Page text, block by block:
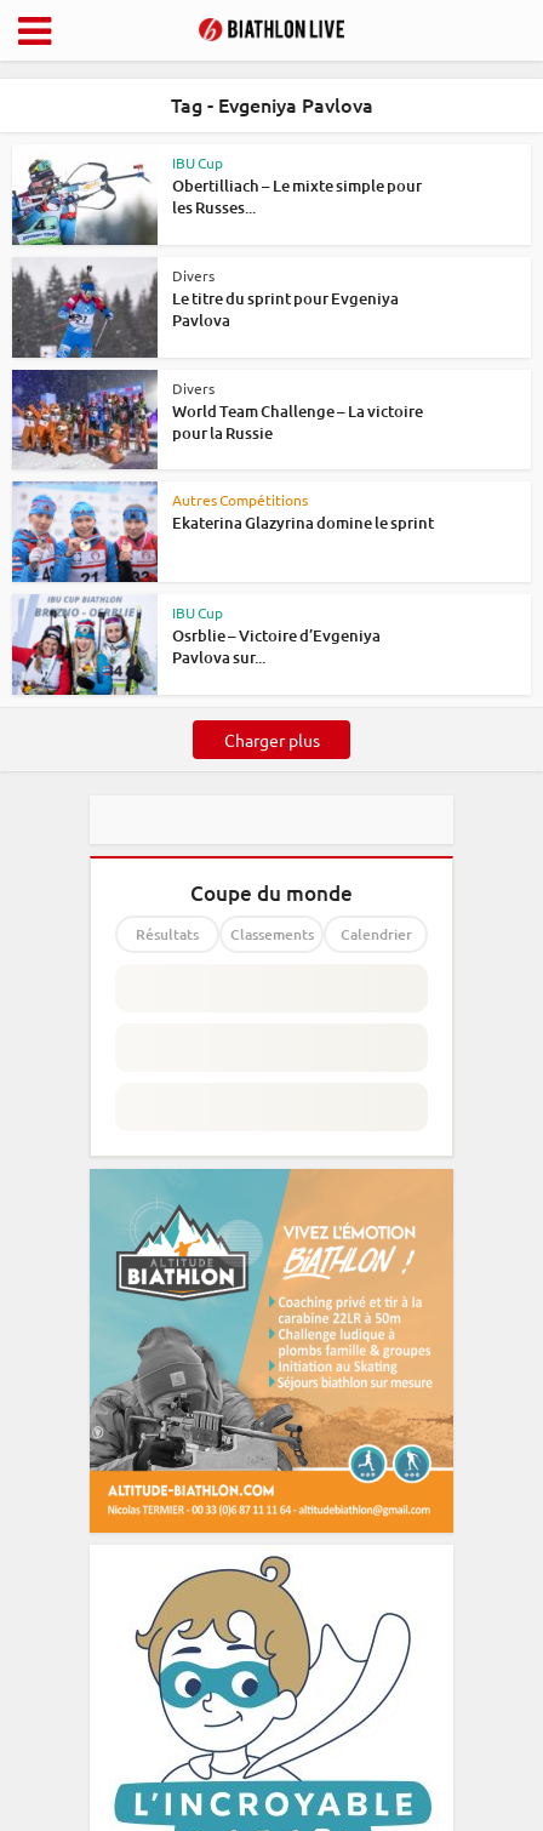
Tag - Evgeniya Pavlova
IBU Cup
Obertilliach – Le mixte simple pour
les Russes...
Divers
Le titre du sprint pour Evgeniya
Pavlova
Divers
World Team Challenge – La victoire
pour la Russie
Autres Compétitions
Ekaterina Glazyrina domine le sprint
IBU Cup
Osrblie – Victoire d’Evgeniya
Pavlova sur...
Charger plus
Coupe du monde
Résultats Classements Calendrier